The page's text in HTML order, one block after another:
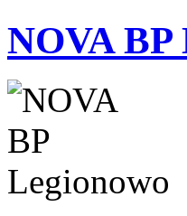
NOVA BP